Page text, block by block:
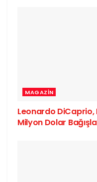
MAGAZIN
Leonardo DiCaprio,
Milyon Dolar